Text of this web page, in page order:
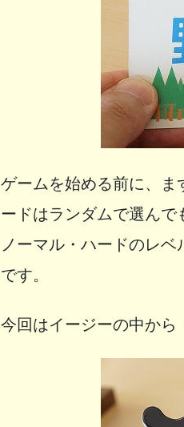
ゲームを始める前に、
ードはランダムで選んで
ノーマル・ハードのレ
です。
今回はイージーの中から